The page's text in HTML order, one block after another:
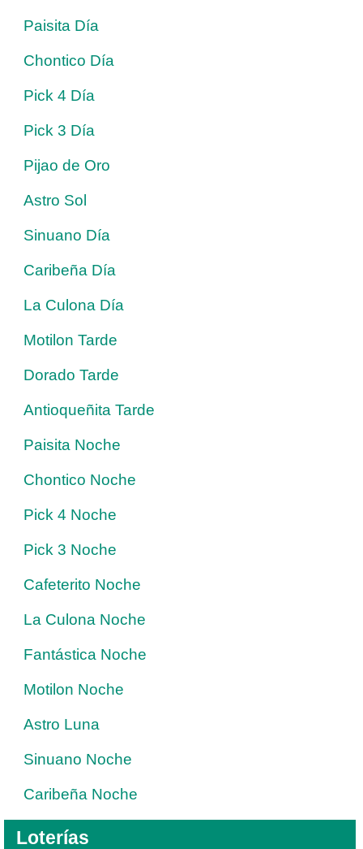
Paisita Día
Chontico Día
Pick 4 Día
Pick 3 Día
Pijao de Oro
Astro Sol
Sinuano Día
Caribeña Día
La Culona Día
Motilon Tarde
Dorado Tarde
Antioqueñita Tarde
Paisita Noche
Chontico Noche
Pick 4 Noche
Pick 3 Noche
Cafeterito Noche
La Culona Noche
Fantástica Noche
Motilon Noche
Astro Luna
Sinuano Noche
Caribeña Noche
Loterías